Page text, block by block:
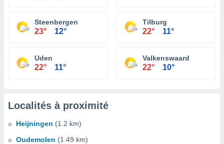
Steenbergen
23° 12°
Tilburg
22° 11°
Uden
22° 11°
Valkenswaard
22° 10°
Localités à proximité
Heijningen (1.2 km)
Oudemolen (1.49 km)